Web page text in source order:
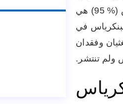
البنكرياس المزمن، والتعرض لبعض المواد الكيميائية الصناعية. معظم سرطانات البنكرياس (% 95) هي
في
وفقدان
ولم تنتشر.